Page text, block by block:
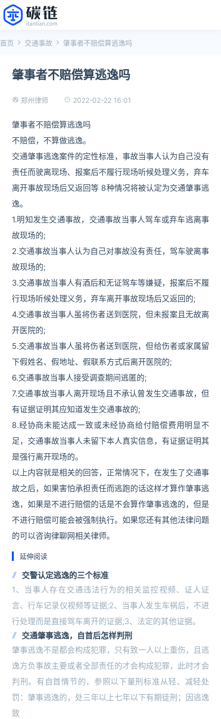
首页 交通事故 肇事者不赔偿算逃逸吗
肇事者不赔偿算逃逸吗
郑州律师 2022-02-22 16:01
肇事者不赔偿算逃逸吗
不赔偿，不算做逃逸。
交通肇事逃逸案件的定性标准，事故当事人认为自己没有
责任而驶离现场、报案后不履行现场听候处理义务，弃车
离开事故现场后又返回等 8种情况将被认定为交通肇事逃
逸。
1.明知发生交通事故，交通事故当事人驾车或弃车逃离事
故现场的;
2.交通事故当事人认为自己对事故没有责任，驾车驶离事
故现场的;
3.交通事故当事人有酒后和无证驾车等嫌疑，报案后不履
行现场听候处理义务，弃车离开事故现场后又返回的;
4.交通事故当事人虽将伤者送到医院，但未报案且无故离
开医院的;
5.交通事故当事人虽将伤者送到医院，但给伤者或家属留
下假姓名、假地址、假联系方式后离开医院的;
6.交通事故当事人接受调查期间逃匿的;
7.交通事故当事人离开现场且不承认曾发生交通事故，但
有证据证明其应知道发生交通事故的;
8.经协商未能达成一致或未经协商给付赔偿费用明显不
足，交通事故当事人未留下本人真实信息，有证据证明其
是强行离开现场的。
以上内容就是相关的回答，正常情况下，在发生了交通事
故之后，如果害怕承担责任而逃跑的话这样才算作肇事逃
逸，如果是不进行赔偿的话是不会算作肇事逃逸的，但是
不进行赔偿可能会被强制执行。如果您还有其他法律问题
的可以咨询律聊网相关律师。
延伸阅读
交警认定逃逸的三个标准
1、当事人存在交通违法行为的相关监控视频、证人证
言、行车记录仪视频等证据;2、当事人发生车祸后，不进
行处理而是直接驾车离开的证据;3、法定的其他证据。
交通肇事逃逸，自首后怎样判刑
肇事逃逸不是都会构成犯罪，只有致一人以上重伤，且逃
逸方负事故主要或者全部责任的才会构成犯罪，此时才会
判刑。有自首情节的，参照以下量刑标准从轻、减轻处
罚：肇事逃逸的，处三年以上七年以下有期徒刑；因逃逸
致